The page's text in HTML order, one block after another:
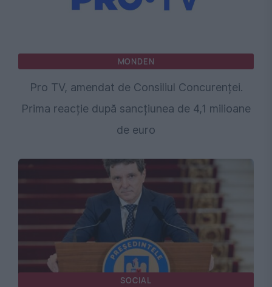
MONDEN
Pro TV, amendat de Consiliul Concurenței.
Prima reacție după sancțiunea de 4,1 milioane
de euro
SOCIAL